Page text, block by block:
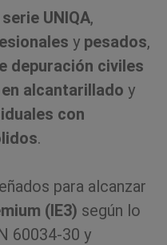
serie UNIQA,
y pesados,
depuración civiles
alcantarillado y
con
.
para alcanzar
(IE3) según lo
60034-30 y